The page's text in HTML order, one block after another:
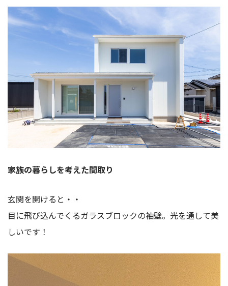
家族の暮らしを考えた間取り
玄関を開けると・・
目に飛び込んでくるガラスブロックの袖壁。光を通して美
しいです！